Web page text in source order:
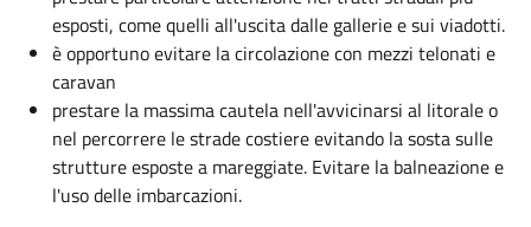
esposti, come quelli all'uscita dalle gallerie e sui viadotti.
è opportuno evitare la circolazione con mezzi telonati e
caravan
prestare la massima cautela nell'avvicinarsi al litorale o
nel percorrere le strade costiere evitando la sosta sulle
strutture esposte a mareggiate. Evitare la balneazione e
l'uso delle imbarcazioni.